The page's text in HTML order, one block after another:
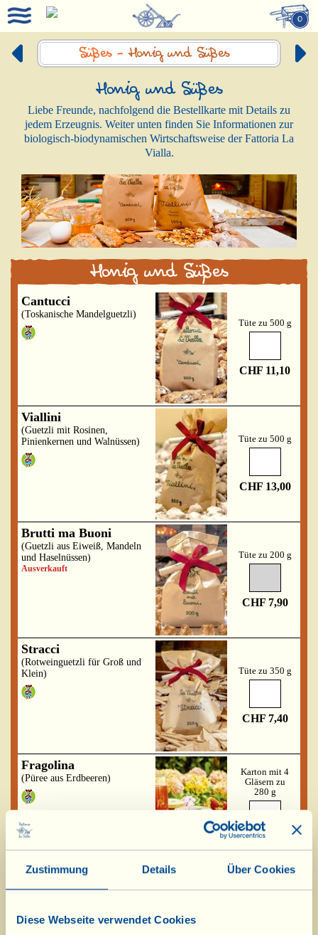
Zustimmung Details Über Cookies
Diese Webseite verwendet Cookies
0
Süßes - Honig und Süßes
Honig und Süßes
Liebe Freunde, nachfolgend die Bestellkarte mit Details zu
jedem Erzeugnis. Weiter unten finden Sie Informationen zur
biologisch-biodynamischen Wirtschaftsweise der Fattoria La
Vialla.
Honig und Süßes
Cantucci
(Toskanische Mandelguetzli)
Tüte zu 500 g
CHF 11,10
Viallini
(Guetzli mit Rosinen,
Pinienkernen und Walnüssen)
Tüte zu 500 g
CHF 13,00
Brutti ma Buoni
(Guetzli aus Eiweiß, Mandeln
und Haselnüssen)
Ausverkauft
Tüte zu 200 g
CHF 7,90
Stracci
(Rotweinguetzli für Groß und
Klein)
Tüte zu 350 g
CHF 7,40
Fragolina
(Püree aus Erdbeeren)
Karton mit 4
Gläsern zu
280 g
7,80 x 4=
CHF 31,20
Erdbeerkonfitüre Extra
(4 Gl. Erdbeere)
Karton mit 4